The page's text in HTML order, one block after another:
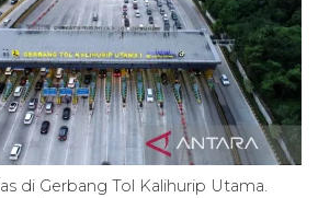
di Gerbang Tol Kalihurip Utama.